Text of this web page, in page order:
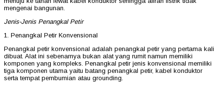
mengenai bangunan.
Jenis-Jenis Penangkal Petir
1. Penangkal Petir Konvensional
Penangkal petir konvensional adalah penangkal petir yang pertama kali
dibuat. Alat ini sebenarnya bukan alat yang rumit namun memiliki
komponen yang kompleks. Penangkal petir jenis konvensional memiliki
tiga komponen utama yaitu batang penangkal petir, kabel konduktor
serta tempat pembumian atau grounding.